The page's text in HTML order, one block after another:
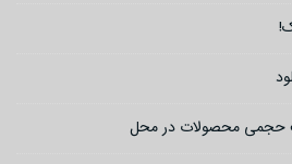
حجمی محصولات در محل